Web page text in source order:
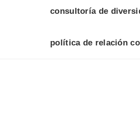
consultoría de
política de relación